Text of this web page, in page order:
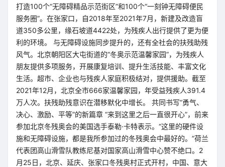
打造100个“无障碍精品示范街区”和100个“一刻钟无障碍便民
服务圈”。在张家口，自2018年至2021年7月，新建及改造盲
道350多公里，缘石坡道4422处，为残疾人出行提供了更为便
利的环境。 与无障碍设施同步提升的，还有全社会的扶残助残
风气。北京朝阳区大屯街道的“冬奥示范温馨家园”，为残疾人
朋友提供多项服务，开展康复培训、提升生活技能、丰富文化
生活。超市、企业也与残疾人家庭积极结对，提供援助。截至
2021年12月，北京全市666家温馨家园，年受益残疾人391.4
万人次。扶残助残意识在潜移默化中增长。 共同书写“勇气、
决心、激励、平等”的新篇章 “来到这里之后一直很开心”，前来
参加北京冬残奥会的美国选手泰勒·卡特表示。“这里的硬件设
施和无障碍设施，都是我所参加过的冬残奥会中最好的。”荷兰
代表团高山滑雪队教练尼基对国家高山滑雪中心赞不绝口。2
月25日，北京、延庆、张家口冬残奥村正式开村，中国、意大